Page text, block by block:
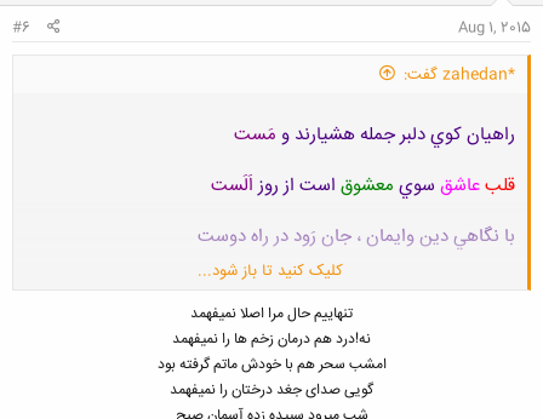
Aug 1, 2015
#6
*zahedan گفت:
راهيان کوي دلبر جمله هشيارند و مَست
قلبعاشق سوي معشوق است از روزاَلَست
با نگاهي دين وايمان ، جان رَود در راه دوست
واي بر آن لحظه اي کـه آرم
يارم بدَست
کلیک کنید تا باز شود...
تنهاییم حال مرا اصلا نمیفهمد
نه!درد هم درمان زخم ها را نمیفهمد
امشب سحر هم با خودش ماتم گرفته بود
گویی صدای جغد درختان را نمیفهمد